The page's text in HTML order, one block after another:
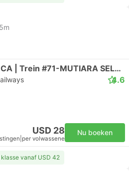
Economy CA | Trein #71-MUTIARA SELATAN
4.6
USD 28
per volwassene
Nu boeken
klasse vanaf USD 42